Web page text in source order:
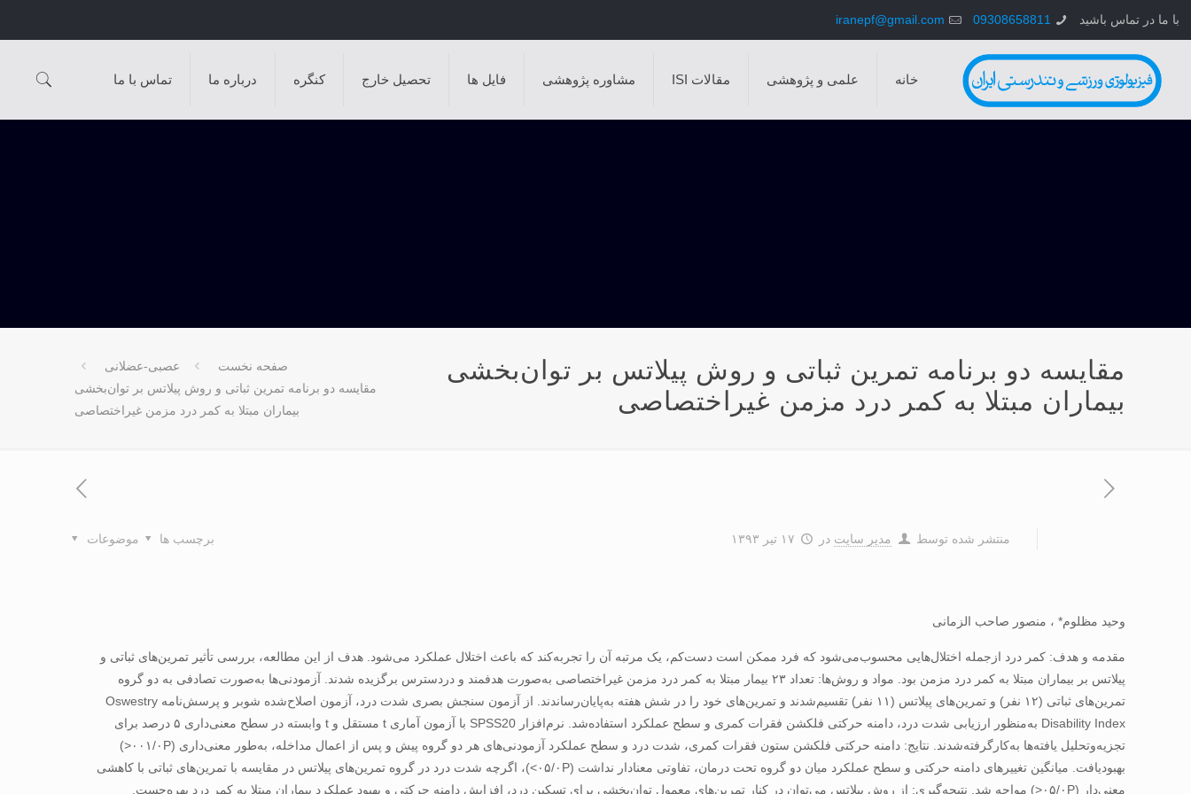
با ما در تماس باشید 09308658811
iranepf@gmail.com
خانه علمی و پژوهشی مقالات ISI مشاوره پژوهشی فایل ها تحصیل خارج کنگره درباره ما تماس با ما
مقايسه دو برنامه تمرين ثباتی و روش پيلاتس بر توان‌بخشی
بيماران مبتلا به کمر درد مزمن غيراختصاصی
صفحه نخست
عصبی-عضلانی
مقايسه دو برنامه تمرين ثباتی و روش پيلاتس بر توان‌بخشی
بيماران مبتلا به کمر درد مزمن غيراختصاصی
منتشر شده توسط مدیر سایت در ۱۷ تیر ۱۳۹۳ موضوعات برچسب ها
وحيد مظلوم* ، منصور صاحب الزمانی
مقدمه و هدف: کمر درد ازجمله اختلال‌هايی محسوب‌می‌شود که فرد ممکن است دست‌کم، يک مرتبه آن را تجربه‌کند که باعث اختلال عملکرد می‌شود. هدف از اين مطالعه، بررسی تأثير تمرين‌های ثباتی و
پيلاتس بر بيماران مبتلا به کمر درد مزمن بود. مواد و روش‌ها: تعداد ۲۳ بيمار مبتلا به کمر درد مزمن غيراختصاصی به‌صورت هدفمند و دردسترس برگزيده شدند. آزمودنی‌ها به‌صورت تصادفی به دو گروه
تمرين‌های ثباتی (۱۲ نفر) و تمرين‌های پيلاتس (۱۱ نفر) تقسيم‌شدند و تمرين‌های خود را در شش هفته به‌پايان‌رساندند. از آزمون سنجش بصری شدت درد، آزمون اصلاح‌شده شوبر و پرسش‌نامه Oswestry
Disability Index به‌منظور ارزيابی شدت درد، دامنه‌ حرکتی فلکشن فقرات کمری و سطح عملکرد استفاده‌شد. نرم‌افزار SPSS20‌ با آزمون آماری t مستقل و t وابسته در سطح معنی‌داری ۵ درصد برای
تجزيه‌وتحليل يافته‌ها به‌کارگرفته‌شدند. نتايج: دامنه حرکتی فلکشن ستون فقرات کمری، شدت درد و سطح عملکرد آزمودنی‌های هر دو گروه پيش و پس از اعمال مداخله، به‌طور معنی‌داری (۰۰۱/۰P<)
بهبوديافت. ميانگين تغييرهای دامنه‌ حرکتی و سطح عملکرد ميان دو گروه تحت درمان، تفاوتی معنادار نداشت (۰۵/۰P>)، اگرچه شدت درد در گروه تمرين‌های پيلاتس در مقايسه با تمرين‌های ثباتی با کاهشی
معنی‌دار (۰۵/۰P<) مواجه شد. نتيجه‌گيری: از روش پيلاتس می‌توان در کنار تمرين‌های معمول توان‌بخشی برای تسکين درد، افزايش دامنه‌ حرکتی و بهبود عملکرد بيماران مبتلا به کمر درد بهره‌جست.